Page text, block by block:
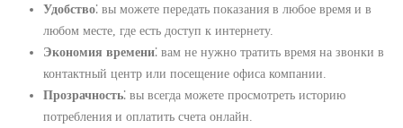
Удобство⁚ вы можете передать показания в любое время и в
любом месте, где есть доступ к интернету.
Экономия времени⁚ вам не нужно тратить время на звонки в
контактный центр или посещение офиса компании.
Прозрачность⁚ вы всегда можете просмотреть историю
потребления и оплатить счета онлайн.